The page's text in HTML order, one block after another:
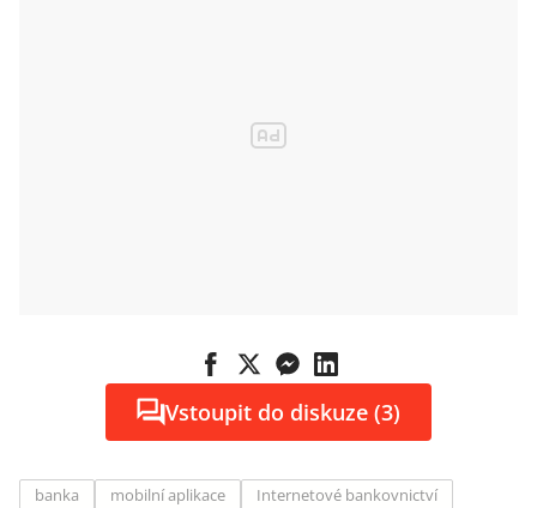
Vstoupit do diskuze (3)
banka mobilní aplikace
Internetové bankovnictví